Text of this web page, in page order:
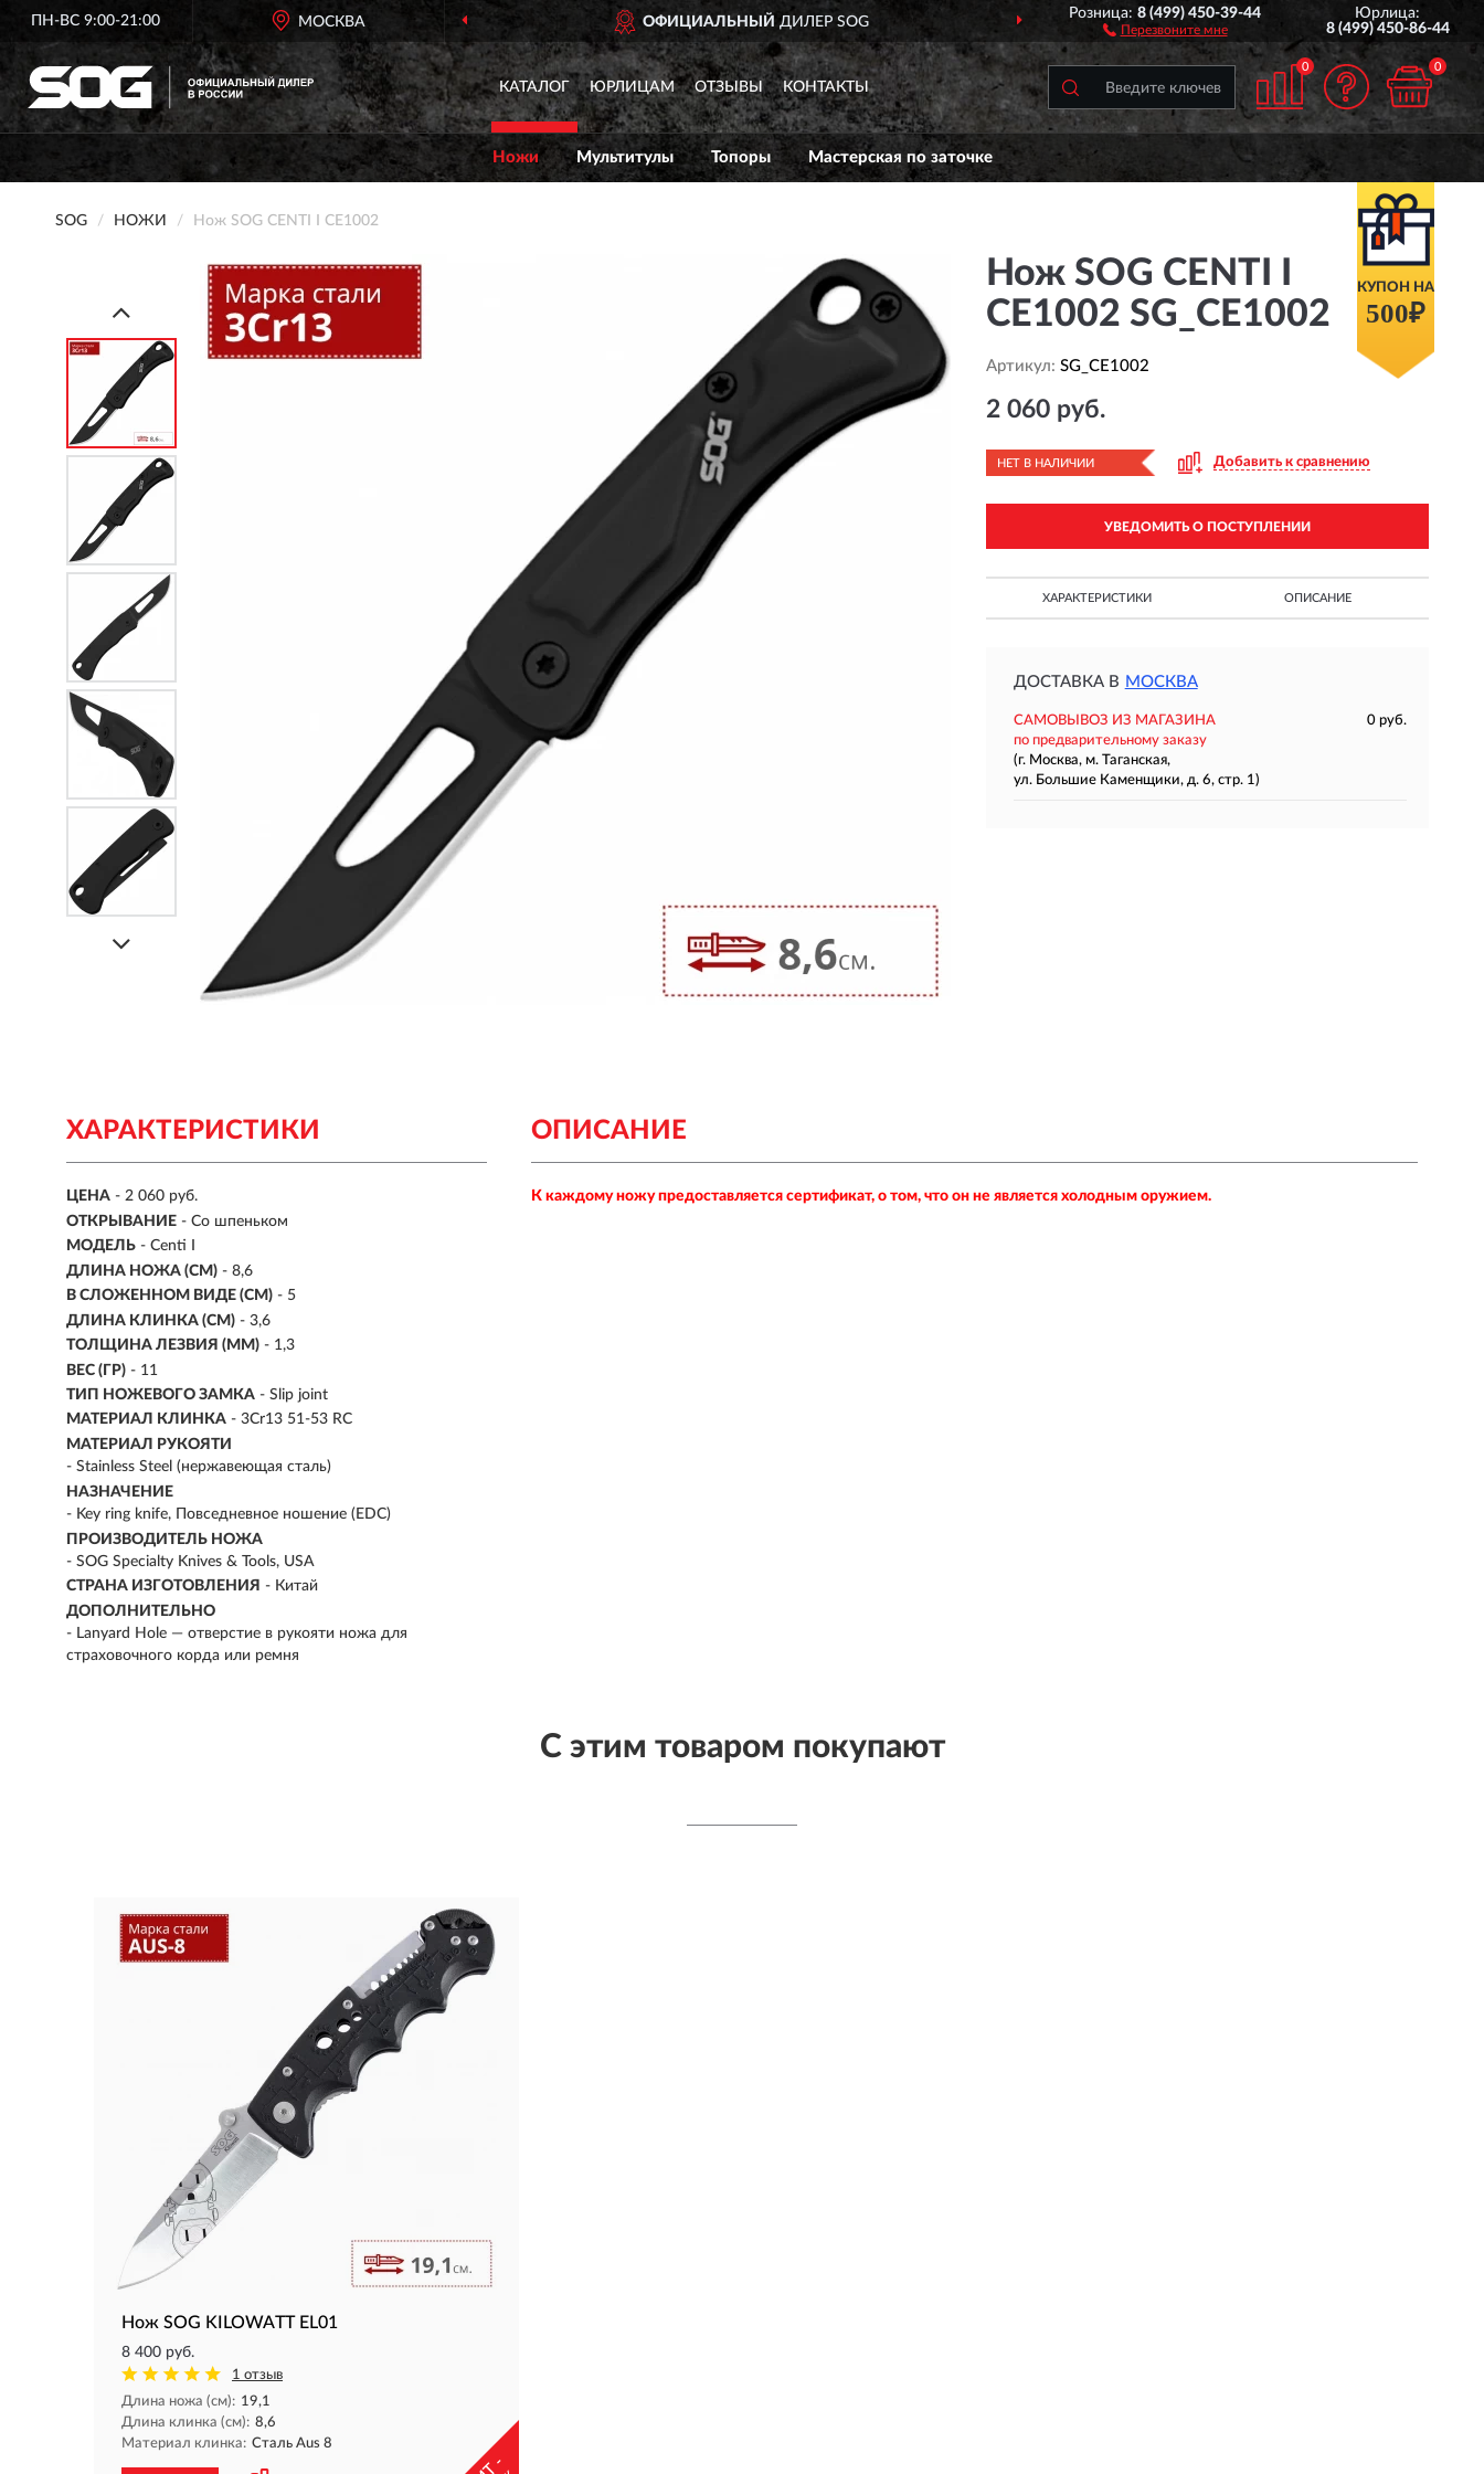
ПН-ВС 9:00-21:00 МОСКВА ОФИЦИАЛЬНЫЙ ДИЛЕР SOG ДОСТАВИМ ПО ВСЕЙ РОССИИ
Розница:8 (499) 450-39-44
Перезвоните мне
Юрлица:
8 (499) 450-86-44
КАТАЛОГ ЮРЛИЦАМ ОТЗЫВЫ КОНТАКТЫ
0 0
Ножи Мультитулы Топоры Мастерская по заточке
КУПОН НА
500₽
SOG НОЖИ Нож SOG CENTI I CE1002
Нож SOG CENTI I
CE1002 SG_CE1002
Артикул: SG_CE1002
2 060 руб.
НЕТ В НАЛИЧИИ Добавить к сравнению
УВЕДОМИТЬ О ПОСТУПЛЕНИИ
ХАРАКТЕРИСТИКИ ОПИСАНИЕ
ДОСТАВКА В МОСКВА
САМОВЫВОЗ ИЗ МАГАЗИНА
0 руб.
по предварительному заказу
(г. Москва, м. Таганская,
ул. Большие Каменщики, д. 6, стр. 1)
ХАРАКТЕРИСТИКИ
ЦЕНА - 2 060 руб.
ОТКРЫВАНИЕ - Со шпеньком
МОДЕЛЬ - Centi I
ДЛИНА НОЖА (СМ) - 8,6
В СЛОЖЕННОМ ВИДЕ (СМ) - 5
ДЛИНА КЛИНКА (СМ) - 3,6
ТОЛЩИНА ЛЕЗВИЯ (ММ) - 1,3
ВЕС (ГР) - 11
ТИП НОЖЕВОГО ЗАМКА - Slip joint
МАТЕРИАЛ КЛИНКА - 3Cr13 51-53 RC
МАТЕРИАЛ РУКОЯТИ
- Stainless Steel (нержавеющая сталь)
НАЗНАЧЕНИЕ
- Key ring knife, Повседневное ношение (EDC)
ПРОИЗВОДИТЕЛЬ НОЖА
- SOG Specialty Knives & Tools, USA
СТРАНА ИЗГОТОВЛЕНИЯ - Китай
ДОПОЛНИТЕЛЬНО
- Lanyard Hole — отверстие в рукояти ножа для
страховочного корда или ремня
ОПИСАНИЕ
К каждому ножу предоставляется сертификат, о том, что он не является холодным оружием.
С этим товаром покупают
Нож SOG KILOWATT EL01
8 400 руб.
1 отзыв
Длина ножа (см): 19,1
Длина клинка (см): 8,6
Материал клинка: Сталь Aus 8